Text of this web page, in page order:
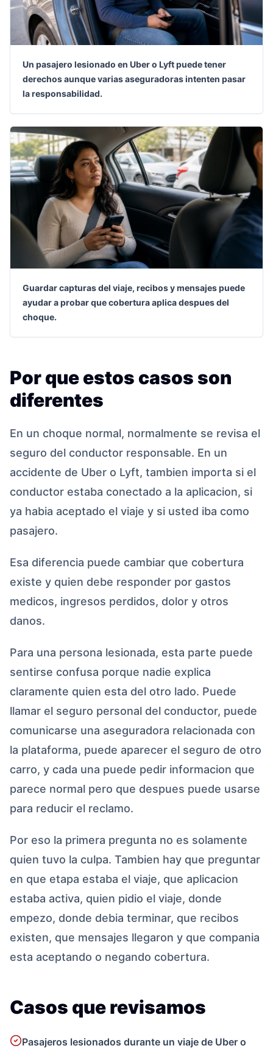
Un pasajero lesionado en Uber o Lyft puede tener
derechos aunque varias aseguradoras intenten pasar
la responsabilidad.
Guardar capturas del viaje, recibos y mensajes puede
ayudar a probar que cobertura aplica despues del
choque.
Por que estos casos son
diferentes
En un choque normal, normalmente se revisa el
seguro del conductor responsable. En un
accidente de Uber o Lyft, tambien importa si el
conductor estaba conectado a la aplicacion, si
ya habia aceptado el viaje y si usted iba como
pasajero.
Esa diferencia puede cambiar que cobertura
existe y quien debe responder por gastos
medicos, ingresos perdidos, dolor y otros
danos.
Para una persona lesionada, esta parte puede
sentirse confusa porque nadie explica
claramente quien esta del otro lado. Puede
llamar el seguro personal del conductor, puede
comunicarse una aseguradora relacionada con
la plataforma, puede aparecer el seguro de otro
carro, y cada una puede pedir informacion que
parece normal pero que despues puede usarse
para reducir el reclamo.
Por eso la primera pregunta no es solamente
quien tuvo la culpa. Tambien hay que preguntar
en que etapa estaba el viaje, que aplicacion
estaba activa, quien pidio el viaje, donde
empezo, donde debia terminar, que recibos
existen, que mensajes llegaron y que compania
esta aceptando o negando cobertura.
Casos que revisamos
Pasajeros lesionados durante un viaje de Uber o